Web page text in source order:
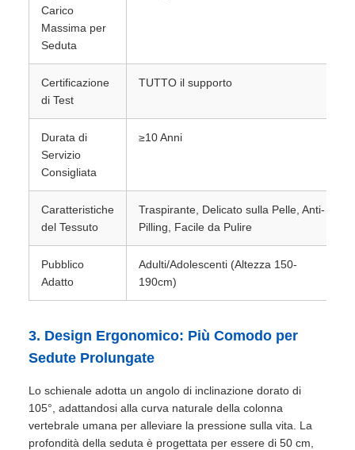
Carico
Massima per
Seduta
Certificazione
di Test
TUTTO il supporto
Durata di
Servizio
Consigliata
≥10 Anni
Caratteristiche
del Tessuto
Traspirante, Delicato sulla Pelle, Anti-
Pilling, Facile da Pulire
Pubblico
Adatto
Adulti/Adolescenti (Altezza 150-
190cm)
3. Design Ergonomico: Più Comodo per
Sedute Prolungate
Lo schienale adotta un angolo di inclinazione dorato di
105°, adattandosi alla curva naturale della colonna
vertebrale umana per alleviare la pressione sulla vita. La
profondità della seduta è progettata per essere di 50 cm,